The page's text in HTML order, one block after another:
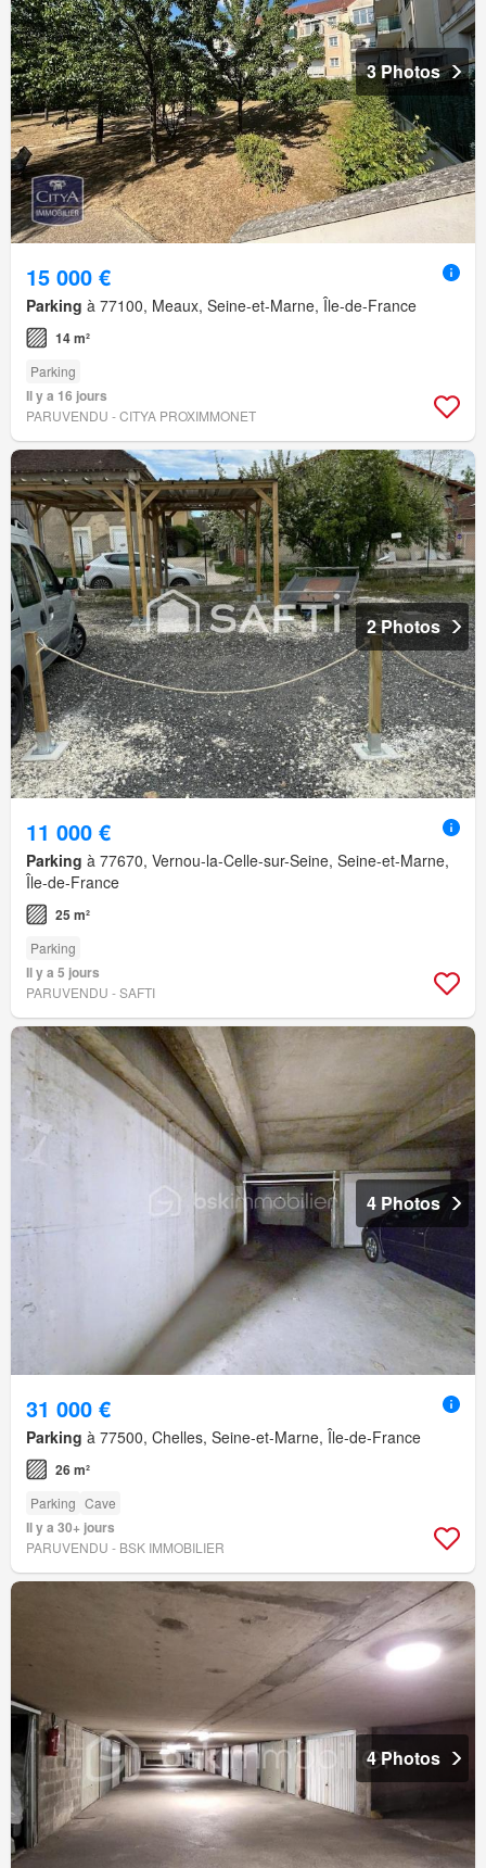
3 Photos
15 000 €
Parking à 77100, Meaux, Seine-et-Marne, Île-de-France
14 m²
Parking
Il y a 16 jours
PARUVENDU - CITYA PROXIMMONET
2 Photos
11 000 €
Parking à 77670, Vernou-la-Celle-sur-Seine, Seine-et-Marne,
Île-de-France
25 m²
Parking
Il y a 5 jours
PARUVENDU - SAFTI
4 Photos
31 000 €
Parking à 77500, Chelles, Seine-et-Marne, Île-de-France
26 m²
Parking Cave
Il y a 30+ jours
PARUVENDU - BSK IMMOBILIER
4 Photos